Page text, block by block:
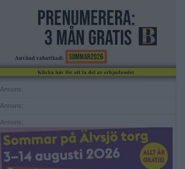
Annons:
Annons:
Annons: